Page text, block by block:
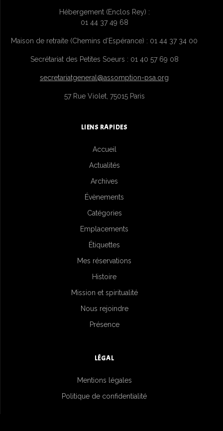
Hébergement (Enclos Rey) :
01 44 37 49 68
Maison de retraite (Chemins d’Espérance) : 01 44 37 34 00
Secrétariat des Petites Soeurs : 01 40 57 69 08
secretariatgeneral@assomption-psa.org
57 Rue Violet, 75015 Paris
LIENS RAPIDES
Accueil
Actualités
Archives
Évènements
Catégories
Emplacements
Étiquettes
Mes réservations
Histoire
Mission et spiritualité
Nous rejoindre
Présence
LÉGAL
Mentions légales
Politique de confidentialité